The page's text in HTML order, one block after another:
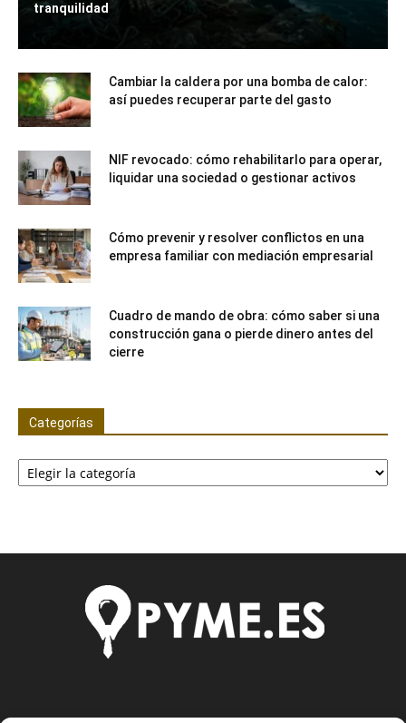
tranquilidad
Cambiar la caldera por una bomba de calor:
así puedes recuperar parte del gasto
NIF revocado: cómo rehabilitarlo para operar,
liquidar una sociedad o gestionar activos
Cómo prevenir y resolver conflictos en una
empresa familiar con mediación empresarial
Cuadro de mando de obra: cómo saber si una
construcción gana o pierde dinero antes del
cierre
Categorías
Categorías